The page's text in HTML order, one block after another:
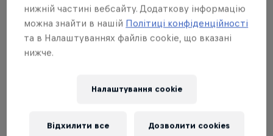
та 2 футболки Red Bull Flick;
4 місце – 2 гарнітури Steelseries Arctis, 2 миші
ігрові Steelseries Rival 3 та 2 футболки Red Bull
5 місце - 2 гарнітури Steelseries Arctis та 2
нижній частині вебсайту. Додаткову інформацію
можна знайти в нашій Політиці конфіденційності
та в Налаштуваннях файлів cookie, що вказані
нижче.
Налаштування cookie
Відхилити все Дозволити cookies